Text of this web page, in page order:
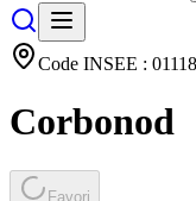
Code INSEE : 01118
Corbonod
Favori